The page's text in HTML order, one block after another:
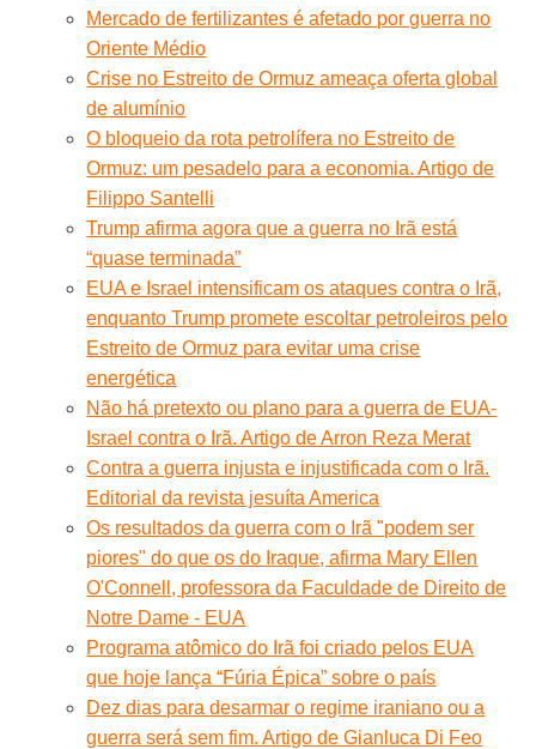
Mercado de fertilizantes é afetado por guerra no
Oriente Médio
Crise no Estreito de Ormuz ameaça oferta global
de alumínio
O bloqueio da rota petrolífera no Estreito de
Ormuz: um pesadelo para a economia. Artigo de
Filippo Santelli
Trump afirma agora que a guerra no Irã está
“quase terminada”
EUA e Israel intensificam os ataques contra o Irã,
enquanto Trump promete escoltar petroleiros pelo
Estreito de Ormuz para evitar uma crise
energética
Não há pretexto ou plano para a guerra de EUA-
Israel contra o Irã. Artigo de Arron Reza Merat
Contra a guerra injusta e injustificada com o Irã.
Editorial da revista jesuíta America
Os resultados da guerra com o Irã "podem ser
piores" do que os do Iraque, afirma Mary Ellen
O'Connell, professora da Faculdade de Direito de
Notre Dame - EUA
Programa atômico do Irã foi criado pelos EUA
que hoje lança “Fúria Épica” sobre o país
Dez dias para desarmar o regime iraniano ou a
guerra será sem fim. Artigo de Gianluca Di Feo